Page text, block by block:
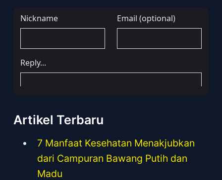
Artikel Terbaru
7 Manfaat Kesehatan Menakjubkan
dari Campuran Bawang Putih dan
Madu